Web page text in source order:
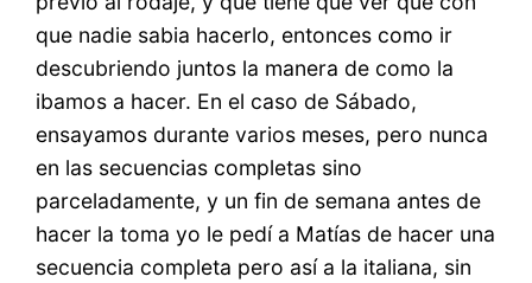
que nadie sabia hacerlo, entonces como ir
descubriendo juntos la manera de como la
ibamos a hacer. En el caso de Sábado,
ensayamos durante varios meses, pero nunca
en las secuencias completas sino
parceladamente, y un fin de semana antes de
hacer la toma yo le pedí a Matías de hacer una
secuencia completa pero así a la italiana, sin